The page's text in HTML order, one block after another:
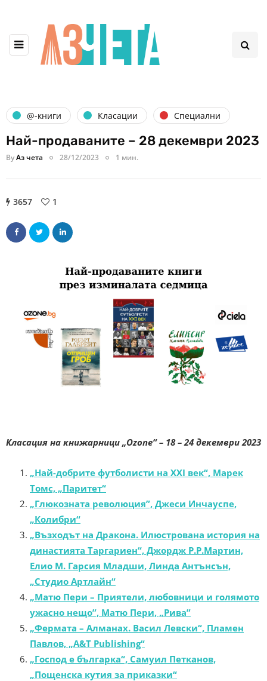
@-книги Класации Специални
Най-продаваните – 28 декември 2023
ByАз чета 28/12/2023 1 мин.
3657 1
Класация на книжарници „Ozone“ – 18 – 24 декември 2023
„Най-добрите футболисти на XXI век“, Марек
Томс, „Паритет“
„Глюкозната революция”, Джеси Инчауспе,
„Колибри“
„Възходът на Дракона. Илюстрована история на
династията Таргариен“, Джордж Р.Р.Мартин,
Елио М. Гарсия Младши, Линда Антънсън,
„Студио Артлайн“
„Матю Пери – Приятели, любовници и голямото
ужасно нещо”, Матю Пери, „Рива”
„Фермата – Алманах. Васил Левски“, Пламен
Павлов, „A&T Publishing“
„Господ е българка“, Самуил Петканов,
„Пощенска кутия за приказки“